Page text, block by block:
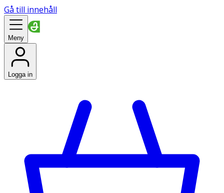
Gå till innehåll
Meny
Logga in